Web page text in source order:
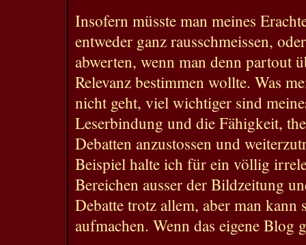
Insofern müsste man meines
entweder ganz rausschmeissen,
abwerten, wenn man denn partout
Relevanz bestimmen wollte. Was
nicht geht, viel wichtiger sind
Leserbindung und die Fähigkeit,
Debatten anzustossen und
Beispiel halte ich für ein völlig
Bereichen ausser der Bildzeitung
Debatte trotz allem, aber man kann
aufmachen. Wenn das eigene Blog